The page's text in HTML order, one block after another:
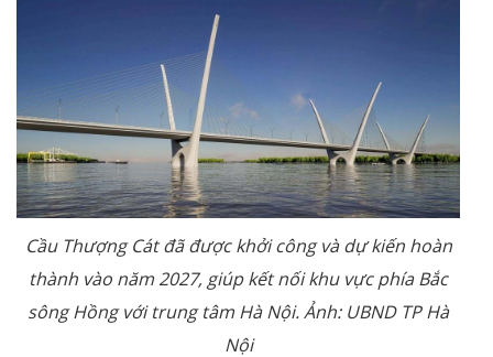
Cầu Thượng Cát đã được khởi công và dự kiến hoàn
thành vào năm 2027, giúp kết nối khu vực phía Bắc
sông Hồng với trung tâm Hà Nội. Ảnh: UBND TP Hà
Nội